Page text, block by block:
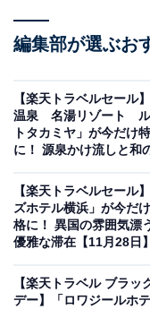
画像出典：楽天トラベル
「福井県の50～11
楽天
編集部が選ぶお
【楽天トラベルセール
温泉 名湯リゾート ル
トタカミヤ」が今だけ
に！ 源泉かけ流しと和
【楽天トラベルセール
ズホテル横浜」が今だ
格に！ 異国の雰囲気漂
優雅な滞在【11月28日】
【楽天トラベル ブラッ
デー】「ロワジールホ